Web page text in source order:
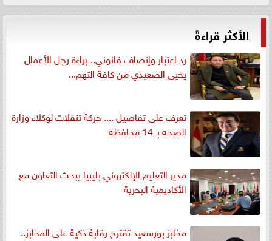
الأكثر قراءةً
رد اعتبار وإنصاف قانوني.. براءة رجل الأعمال
يحيى الصعيدي من كافة التهم...
تعرف على تفاصيل .... حركة تنقلات لوكلاء وزارة
الصحه بـ 14 محافظه
مدير التعليم الإلكتروني بليبيا يبحث التعاون مع
الأكاديمية البحرية
مخابز بورسعيد تقترح رقابة ذكية على المخابز..